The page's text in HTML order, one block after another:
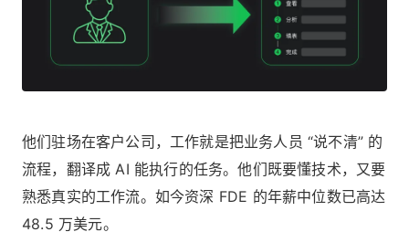
他们驻场在客户公司，工作就是把业务人员 “说不清” 的
流程，翻译成 AI 能执行的任务。他们既要懂技术，又要
熟悉真实的工作流。如今资深 FDE 的年薪中位数已高达
48.5 万美元。